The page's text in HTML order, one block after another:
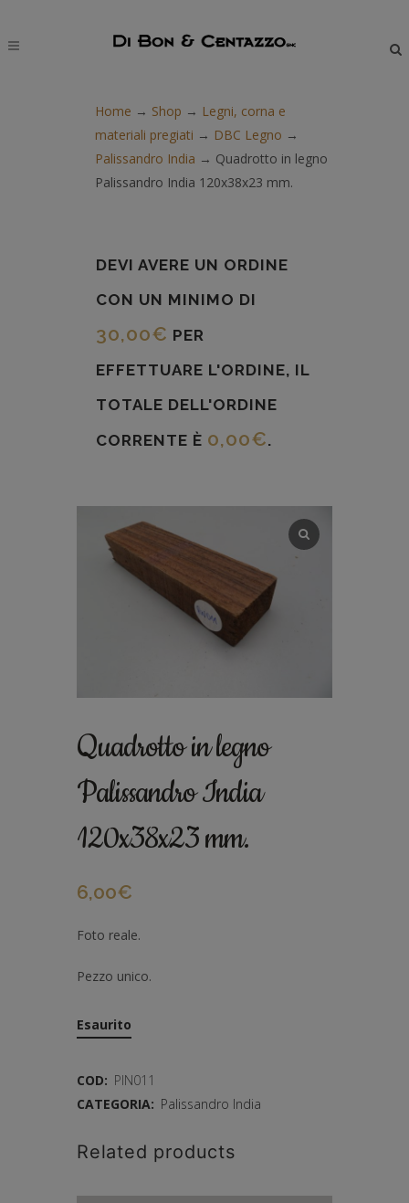
Home → Shop → Legni, corna e
materiali pregiati → DBC Legno →
Palissandro India → Quadrotto in legno
Palissandro India 120x38x23 mm.
DEVI AVERE UN ORDINE
CON UN MINIMO DI
30,00€ PER
EFFETTUARE L'ORDINE, IL
TOTALE DELL'ORDINE
CORRENTE È 0,00€.
Quadrotto in legno
Palissandro India
120x38x23 mm.
6,00€
Foto reale.
Pezzo unico.
Esaurito
COD: PIN011
CATEGORIA: Palissandro India
Related products